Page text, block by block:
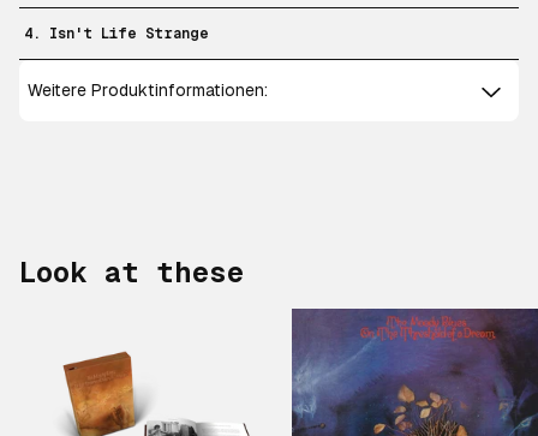
4. Isn't Life Strange
Weitere Produktinformationen:
Look at these